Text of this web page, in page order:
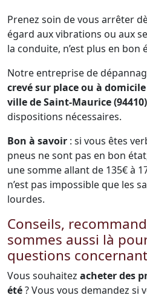
Prenez soin de vous arrêter
égard aux vibrations ou aux
la conduite, n’est plus en bon
Notre entreprise de
crevé sur place ou à domicile
ville de Saint-Maurice (94410)
dispositions nécessaires.
Bon à savoir : si vous êtes
pneus ne sont pas en bon
une somme allant de 135€ à
n’est pas impossible que les
lourdes.
Conseils,
sommes aussi là
questions
Vous souhaitez acheter des
été? Vous vous demandez si